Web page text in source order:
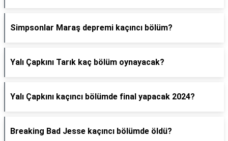
Simpsonlar Maraş depremi kaçıncı bölüm?
Yalı Çapkını Tarık kaç bölüm oynayacak?
Yalı Çapkını kaçıncı bölümde final yapacak 2024?
Breaking Bad Jesse kaçıncı bölümde öldü?